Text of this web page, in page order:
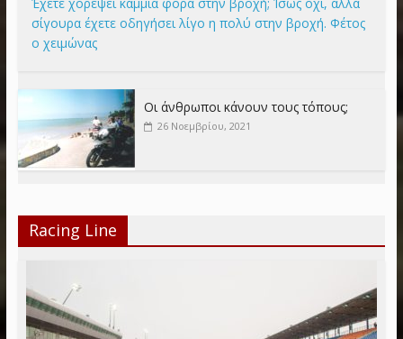
Έχετε χορέψει καμμιά φορά στην βροχή; Ίσως όχι, αλλά
σίγουρα έχετε οδηγήσει λίγο η πολύ στην βροχή. Φέτος
ο χειμώνας
Οι άνθρωποι κάνουν τους τόπους;
26 Νοεμβρίου, 2021
Racing Line